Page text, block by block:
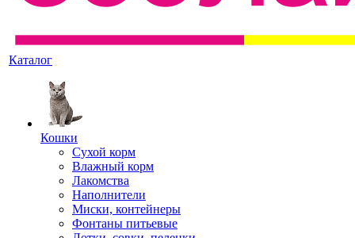
Каталог
Кошки
Сухой корм
Влажный корм
Лакомства
Наполнители
Миски, контейнеры
Фонтаны питьевые